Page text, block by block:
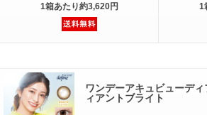
1箱あたり約3,620円 1
ワンデーアキュビューデ
ィアントブライト